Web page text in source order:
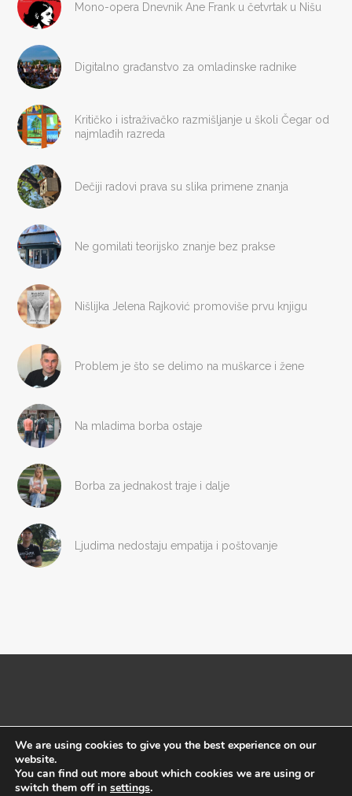
Mono-opera Dnevnik Ane Frank u četvrtak u Nišu
Digitalno građanstvo za omladinske radnike
Kritičko i istraživačko razmišljanje u školi Čegar od
najmlađih razreda
Dečiji radovi prava su slika primene znanja
Ne gomilati teorijsko znanje bez prakse
Nišlijka Jelena Rajković promoviše prvu knjigu
Problem je što se delimo na muškarce i žene
Na mladima borba ostaje
Borba za jednakost traje i dalje
Ljudima nedostaju empatija i poštovanje
Copyright © Megafon 2016
Početna
Impresum
We are using cookies to give you the best experience on our
website.
You can find out more about which cookies we are using or
switch them off in settings.